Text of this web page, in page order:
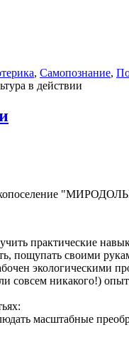
, Самопознание,
в действии
экопоселение
практические
пощупать своими
экологическими
совсем никакого!)
масштабные